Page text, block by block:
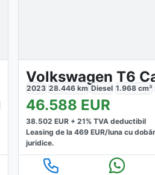
2023 28.446km Diesel 1.968cm³
46.588 EUR
38.502 EUR + 21% TVA deductibil
Leasing de la 469EUR/lunacu
juridice.